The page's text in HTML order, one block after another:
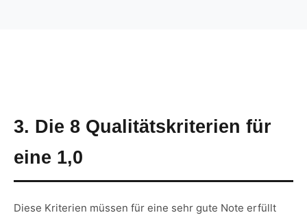
3. Die 8 Qualitätskriterien für
eine 1,0
Diese Kriterien müssen für eine sehr gute Note erfüllt